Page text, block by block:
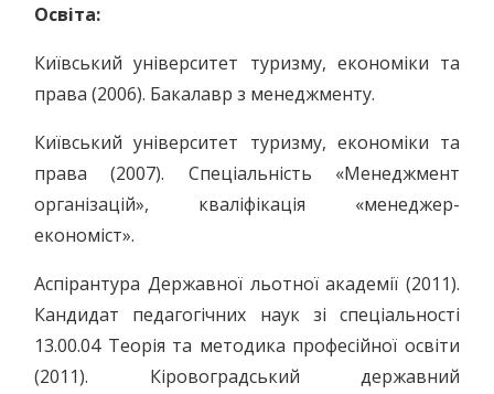
Освіта:
Київський університет туризму, економіки та
права (2006). Бакалавр з менеджменту.
Київський університет туризму, економіки та
права (2007). Спеціальність «Менеджмент
організацій», кваліфікація «менеджер-
економіст».
Аспірантура Державної льотної академії (2011).
Кандидат педагогічних наук зі спеціальності
13.00.04 Теорія та методика професійної освіти
(2011). Кіровоградський державний